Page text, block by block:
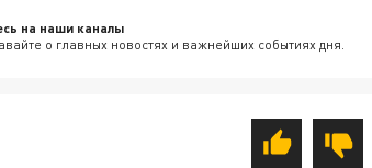
на наши каналы
о главных новостях и важнейших событиях дня.